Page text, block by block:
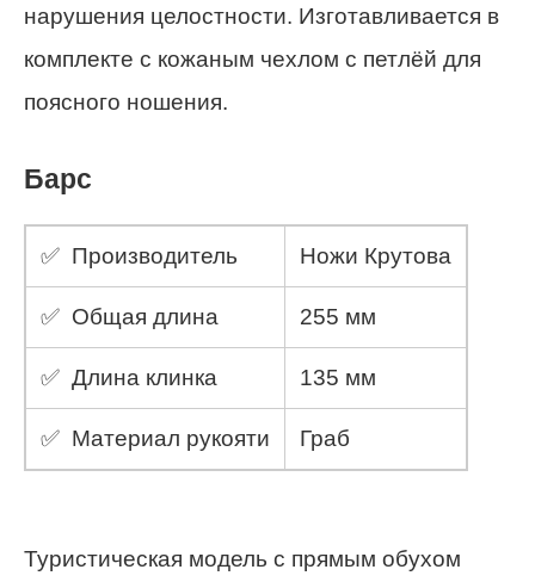
нарушения целостности. Изготавливается в
комплекте с кожаным чехлом с петлёй для
поясного ношения.
Барс
✅ Производитель Ножи Крутова
✅ Общая длина 255 мм
✅ Длина клинка 135 мм
✅ Материал рукояти Граб
Туристическая модель с прямым обухом